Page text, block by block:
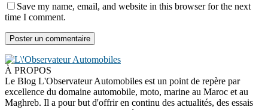
Save my name, email, and website in this browser for the next
time I comment.
À PROPOS
Le Blog L'Observateur Automobiles est un point de repère par
excellence du domaine automobile, moto, marine au Maroc et au
Maghreb. Il a pour but d'offrir en continu des actualités, des essais